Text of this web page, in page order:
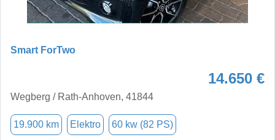
Smart ForTwo
14.650 €
Wegberg / Rath-Anhoven, 41844
19.900 km Elektro 60 kw (82 PS)